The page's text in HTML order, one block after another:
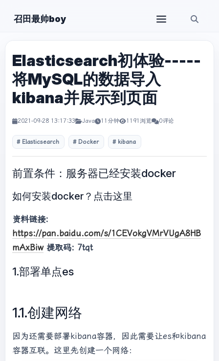
召田最帅boy
Elasticsearch初体验-----
将MySQL的数据导入
kibana并展示到页面
2021-09-28 13:17:33 Java 11分钟 1191浏览 0评论
Elasticsearch Docker kibana
前置条件：服务器已经安装docker
如何安装docker？ 点击这里
资料链接:
https://pan.baidu.com/s/1CEVokgVMrVUgA8HB
mAxBiw提取码: 7tqt
1.部署单点es
1.1.创建网络
因为还需要部署kibana容器，因此需要让es和kibana
容器互联。这里先创建一个网络：